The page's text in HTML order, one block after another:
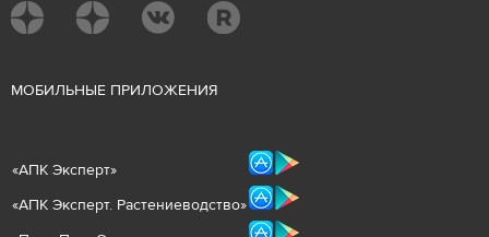
МОБИЛЬНЫЕ ПРИЛОЖЕНИЯ
«АПК Эксперт»
«АПК Эксперт. Растениеводство»